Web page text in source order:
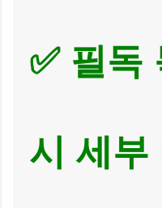
✅ 필독
시 세부